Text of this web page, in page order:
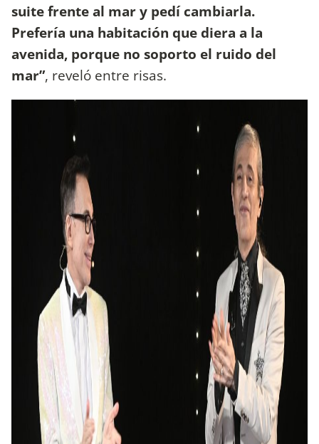
suite frente al mar y pedí cambiarla.
Prefería una habitación que diera a la
avenida, porque no soporto el ruido del
mar”, reveló entre risas.